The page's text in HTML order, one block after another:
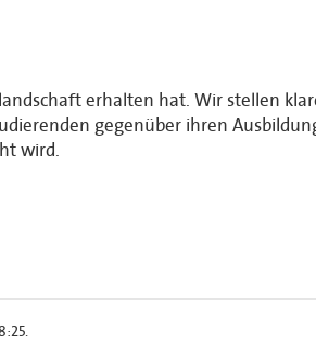
erhalten hat. Wir stellen
gegenüber ihren
wird.